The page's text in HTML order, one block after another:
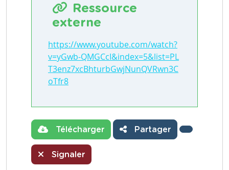
Ressource
externe
https://www.youtube.com/watch?
v=yGwb-QMGCcI&index=5&list=PL
T3enz7xcBhturbGwjNunQVRwn3C
oTfr8
Télécharger Partager
Signaler